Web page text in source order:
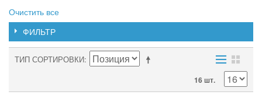
Очистить все
ФИЛЬТР
ТИП СОРТИРОВКИ
16 шт.